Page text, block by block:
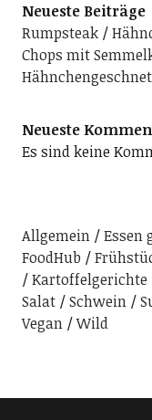
Neueste Beiträge
Rumpsteak
Chops mit
Neueste
Es sind keine
Allgemein Essen
FoodHub
Kartoffelgerichte
Salat
Schwein
Vegan
Wild